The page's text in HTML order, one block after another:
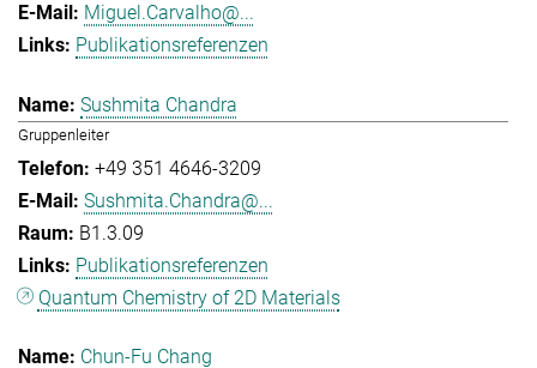
Miguel.Carvalho@...
Publikationsreferenzen
Sushmita Chandra
Gruppenleiter
+49 351 4646-3209
Sushmita.Chandra@...
B1.3.09
Publikationsreferenzen
Quantum Chemistry of 2D Materials
Chun-Fu Chang